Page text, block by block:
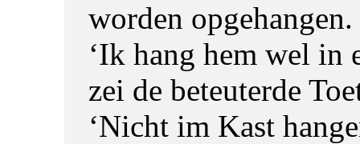
worden opgehangen.
‘Ik hang hem wel in
zei de beteuterde
‘Nicht im Kast